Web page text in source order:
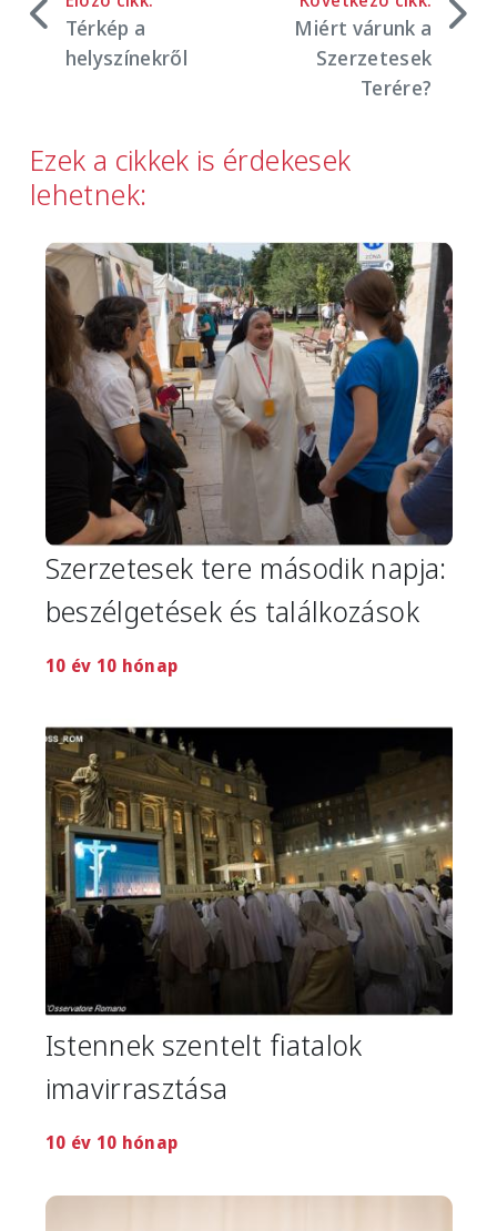
Térkép a
helyszínekről
Miért várunk a
Szerzetesek
Terére?
Ezek a cikkek is érdekesek
lehetnek:
Image
Szerzetesek tere második napja:
beszélgetések és találkozások
10 év 10 hónap
Image
Istennek szentelt fiatalok
imavirrasztása
10 év 10 hónap
Image